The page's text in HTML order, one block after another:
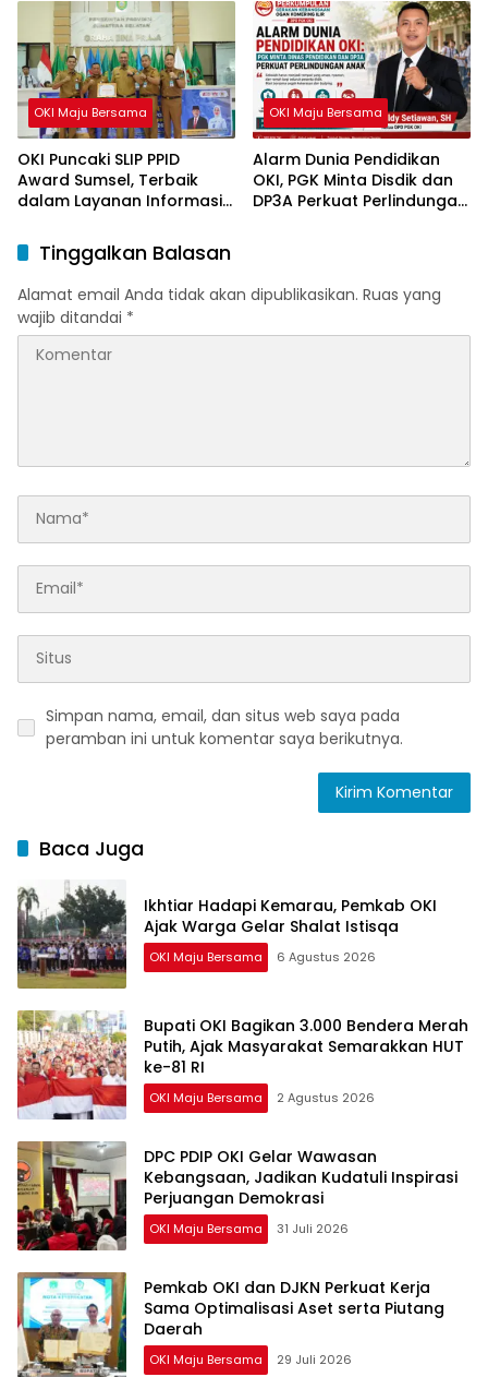
OKI Maju Bersama
OKI Puncaki SLIP PPID
Award Sumsel, Terbaik
dalam Layanan Informasi
OKI Maju Bersama
Alarm Dunia Pendidikan
OKI, PGK Minta Disdik dan
DP3A Perkuat Perlindungan
Tinggalkan Balasan
Alamat email Anda tidak akan dipublikasikan. Ruas yang
wajib ditandai *
Simpan nama, email, dan situs web saya pada
peramban ini untuk komentar saya berikutnya.
Baca Juga
Ikhtiar Hadapi Kemarau, Pemkab OKI
Ajak Warga Gelar Shalat Istisqa
OKI Maju Bersama 6 Agustus 2026
Bupati OKI Bagikan 3.000 Bendera Merah
Putih, Ajak Masyarakat Semarakkan HUT
ke-81 RI
OKI Maju Bersama 2 Agustus 2026
DPC PDIP OKI Gelar Wawasan
Kebangsaan, Jadikan Kudatuli Inspirasi
Perjuangan Demokrasi
OKI Maju Bersama 31 Juli 2026
Pemkab OKI dan DJKN Perkuat Kerja
Sama Optimalisasi Aset serta Piutang
Daerah
OKI Maju Bersama 29 Juli 2026